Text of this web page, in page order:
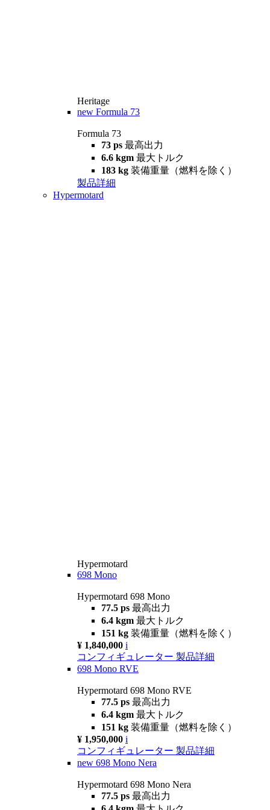
Heritage
new Formula 73
Formula 73
73 ps 最高出力
6.6 kgm 最大トルク
183 kg 装備重量（燃料を除く）
製品詳細
Hypermotard
Hypermotard
698 Mono
Hypermotard 698 Mono
77.5 ps 最高出力
6.4 kgm 最大トルク
151 kg 装備重量（燃料を除く）
¥ 1,840,000 i
コンフィギュレーター 製品詳細
698 Mono RVE
Hypermotard 698 Mono RVE
77.5 ps 最高出力
6.4 kgm 最大トルク
151 kg 装備重量（燃料を除く）
¥ 1,950,000 i
コンフィギュレーター 製品詳細
new 698 Mono Nera
Hypermotard 698 Mono Nera
77.5 ps 最高出力